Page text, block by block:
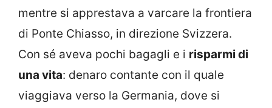
mentre si apprestava a varcare la frontiera
di Ponte Chiasso, in direzione Svizzera.
Con sé aveva pochi bagagli e i risparmi di
una vita: denaro contante con il quale
viaggiava verso la Germania, dove si